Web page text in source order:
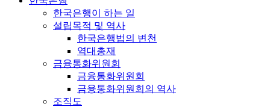
한국은행이 하는 일
설립목적 및 역사
한국은행법의 변천
역대총재
금융통화위원회
금융통화위원회
금융통화위원회의 역사
조직도